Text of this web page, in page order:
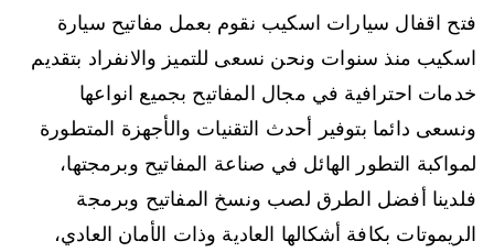
فتح اقفال سيارات اسكيب نقوم بعمل مفاتيح سيارة
اسكيب منذ سنوات ونحن نسعى للتميز والانفراد بتقديم
خدمات احترافية في مجال المفاتيح بجميع انواعها
ونسعى دائما بتوفير أحدث التقنيات والأجهزة المتطورة
لمواكبة التطور الهائل في صناعة المفاتيح وبرمجتها،
فلدينا أفضل الطرق لصب ونسخ المفاتيح وبرمجة
الريموتات بكافة أشكالها العادية وذات الأمان العادي،